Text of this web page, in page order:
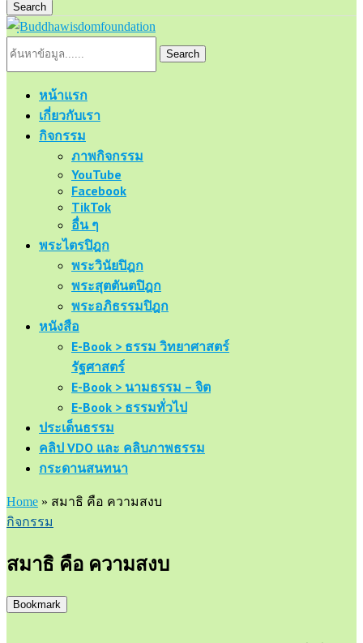
Search
Search
หน้าแรก
เกี่ยวกับเรา
กิจกรรม
ภาพกิจกรรม
YouTube
Facebook
TikTok
อื่น ๆ
พระไตรปิฎก
พระวินัยปิฎก
พระสุตตันตปิฎก
พระอภิธรรมปิฎก
หนังสือ
E-Book > ธรรม วิทยาศาสตร์
รัฐศาสตร์
E-Book > นามธรรม – จิต
E-Book > ธรรมทั่วไป
ประเด็นธรรม
คลิป VDO และ คลิบภาพธรรม
กระดานสนทนา
Home » สมาธิ คือ ความสงบ
กิจกรรม
สมาธิ คือ ความสงบ
Bookmark